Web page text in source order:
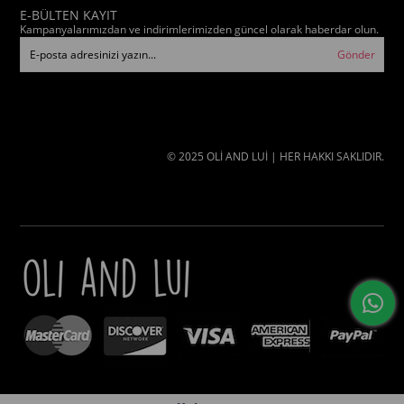
konforlu kalır.
E-BÜLTEN KAYIT
Kampanyalarımızdan ve indirimlerimizden güncel olarak haberdar olun.
Gönder
© 2025 OLİ AND LUİ | HER HAKKI SAKLIDIR.